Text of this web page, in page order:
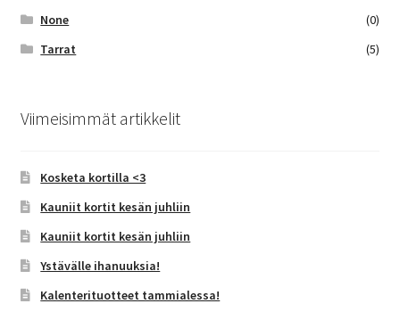
None
(0)
Tarrat
(5)
Viimeisimmät artikkelit
Kosketa kortilla <3
Kauniit kortit kesän juhliin
Kauniit kortit kesän juhliin
Ystävälle ihanuuksia!
Kalenterituotteet tammialessa!